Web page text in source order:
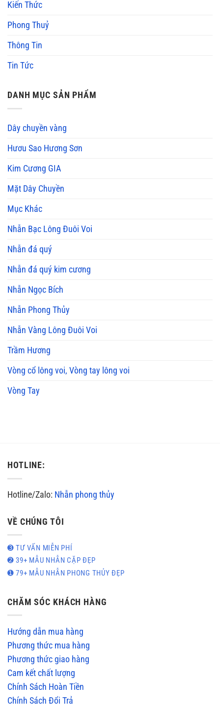
Kiến Thức
Phong Thuỷ
Thông Tin
Tin Tức
DANH MỤC SẢN PHẨM
Dây chuyền vàng
Hươu Sao Hương Sơn
Kim Cương GIA
Mặt Dây Chuyền
Mục Khác
Nhẫn Bạc Lông Đuôi Voi
Nhẫn đá quý
Nhẫn đá quý kim cương
Nhẫn Ngọc Bích
Nhẫn Phong Thủy
Nhẫn Vàng Lông Đuôi Voi
Trầm Hương
Vòng cổ lông voi, Vòng tay lông voi
Vòng Tay
HOTLINE:
Hotline/Zalo: Nhẫn phong thủy
VỀ CHÚNG TÔI
➌ TƯ VẤN MIỄN PHÍ
➋ 39+ MẪU NHẪN CẶP ĐẸP
➊ 79+ MẪU NHẪN PHONG THỦY ĐẸP
CHĂM SÓC KHÁCH HÀNG
Hướng dẫn mua hàng
Phương thức mua hàng
Phương thức giao hàng
Cam kết chất lượng
Chính Sách Hoàn Tiền
Chính Sách Đổi Trả